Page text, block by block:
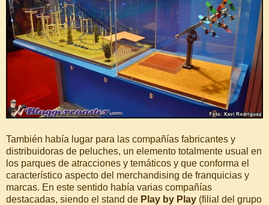
También había lugar para las compañías fabricantes y
distribuidoras de peluches, un elemento totalmente usual en
los parques de atracciones y temáticos y que conforma el
característico aspecto del merchandising de franquicias y
marcas. En este sentido había varias compañías
destacadas, siendo el stand de Play by Play (filial del grupo